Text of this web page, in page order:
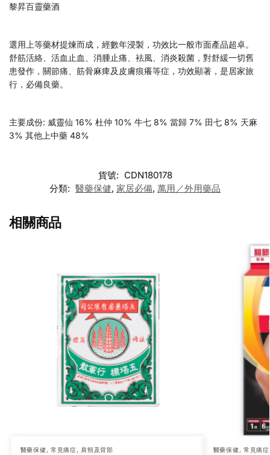
黎昇百靈藥酒
選用上等藥材提煉而成，經數年浸製，功效比一般市面產品超卓。
舒筋活絡、活血止血、消腫止痛、袪風、消炎殺菌，對舒緩一切舊
患發作，關節痛、筋骨麻痺及皮膚痕癢等症，功效顯著，是居家旅
行，必備良藥。
主要成份: 威靈仙 16% 杜仲 10% 牛七 8% 當歸 7% 田七 8% 天麻
3% 其他上中藥 48%
貨號: CDN180178
分類: 醫藥保健, 家居必備, 萬用／外用藥品
相關商品
醫藥保健, 常見痛症, 肩頸及背部 醫藥保健, 常見痛症